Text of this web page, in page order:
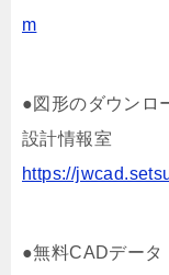
m
●図形のダウンロ
設計情報室
https://
●無料CADデータ